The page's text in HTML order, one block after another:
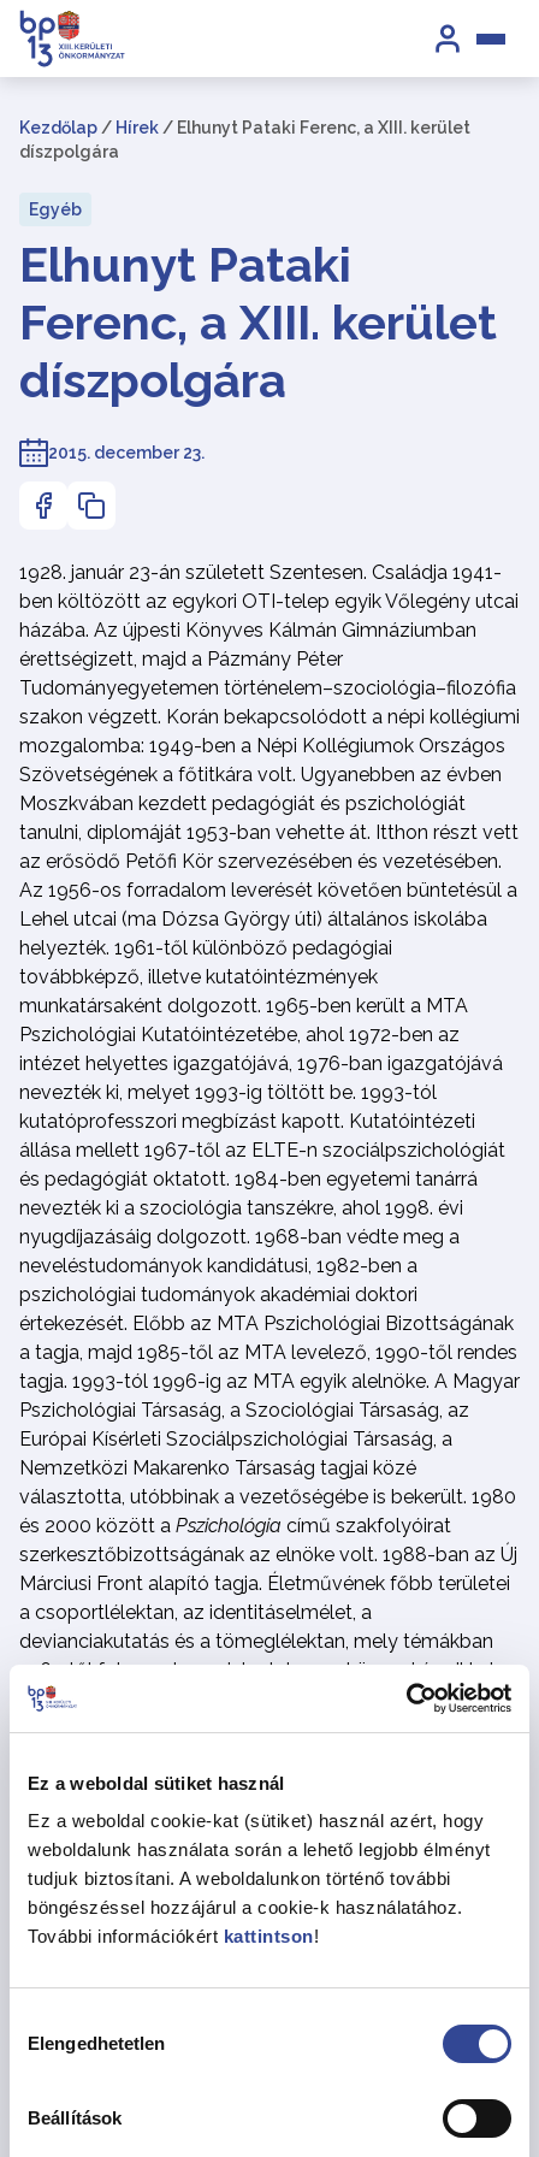
Ez a weboldal sütiket használ
Ez a weboldal cookie-kat (sütiket) használ azért, hogy
weboldalunk használata során a lehető legjobb élményt
tudjuk biztosítani. A weboldalunkon történő további
böngészéssel hozzájárul a cookie-k használatához.
További információkért kattintson!
kiválasztása
Elengedhetetlen
Beállítások
Kezdőlap / Hírek / Elhunyt Pataki Ferenc, a XIII. kerület
díszpolgára
Egyéb
Elhunyt Pataki
Ferenc, a XIII. kerület
díszpolgára
2015. december 23.
1928. január 23-án született Szentesen. Családja 1941-
ben költözött az egykori OTI-telep egyik Vőlegény utcai
házába. Az újpesti Könyves Kálmán Gimnáziumban
érettségizett, majd a Pázmány Péter
Tudományegyetemen történelem–szociológia–filozófia
szakon végzett. Korán bekapcsolódott a népi kollégiumi
mozgalomba: 1949-ben a Népi Kollégiumok Országos
Szövetségének a főtitkára volt. Ugyanebben az évben
Moszkvában kezdett pedagógiát és pszichológiát
tanulni, diplomáját 1953-ban vehette át. Itthon részt vett
az erősödő Petőfi Kör szervezésében és vezetésében.
Az 1956-os forradalom leverését követően büntetésül a
Lehel utcai (ma Dózsa György úti) általános iskolába
helyezték. 1961-től különböző pedagógiai
továbbképző, illetve kutatóintézmények
munkatársaként dolgozott. 1965-ben került a MTA
Pszichológiai Kutatóintézetébe, ahol 1972-ben az
intézet helyettes igazgatójává, 1976-ban igazgatójává
nevezték ki, melyet 1993-ig töltött be. 1993-tól
kutatóprofesszori megbízást kapott. Kutatóintézeti
állása mellett 1967-től az ELTE-n szociálpszichológiát
és pedagógiát oktatott. 1984-ben egyetemi tanárrá
nevezték ki a szociológia tanszékre, ahol 1998. évi
nyugdíjazásáig dolgozott. 1968-ban védte meg a
neveléstudományok kandidátusi, 1982-ben a
pszichológiai tudományok akadémiai doktori
értekezését. Előbb az MTA Pszichológiai Bizottságának
a tagja, majd 1985-től az MTA levelező, 1990-től rendes
tagja. 1993-tól 1996-ig az MTA egyik alelnöke. A Magyar
Pszichológiai Társaság, a Szociológiai Társaság, az
Európai Kísérleti Szociálpszichológiai Társaság, a
Nemzetközi Makarenko Társaság tagjai közé
választotta, utóbbinak a vezetőségébe is bekerült. 1980
és 2000 között a Pszichológia című szakfolyóirat
szerkesztőbizottságának az elnöke volt. 1988-ban az Új
Márciusi Front alapító tagja. Életművének főbb területei
a csoportlélektan, az identitáselmélet, a
devianciakutatás és a tömeglélektan, mely témákban
1961-től folyamatosan jelentek meg könyvei és cikkei.
Nagyszerű előadó volt, aki elévülhetetlen érdemeket
szerzett az egyetemi szintű hazai szociálpszichológiai
mindig szívügye maradt.
Munkásságát számos kitüntetés fémjelzi: Apáczai Csere
János-díjjal, Ifjúsági Díjjal, Széchenyi-díjjal, Budapestért
díjjal, a Magyar Köztársasági Érdemrend középkeresztje
kitüntetéssel és Hazám-díjjal ismerték el tudományos
munkásságát.
díszpolgára. A magyar tudományos élet jelentős és
munkássága rendkívül gazdag. Kérésére elhunytát
temetése után hozták nyilvánosságra. Kívánságára szűk